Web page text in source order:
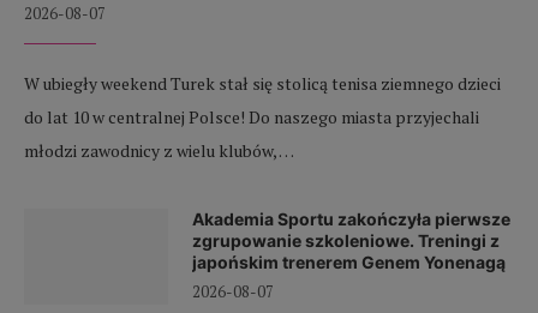
2026-08-07
W ubiegły weekend Turek stał się stolicą tenisa ziemnego dzieci
do lat 10 w centralnej Polsce! Do naszego miasta przyjechali
młodzi zawodnicy z wielu klubów, …
Akademia Sportu zakończyła pierwsze
zgrupowanie szkoleniowe. Treningi z
japońskim trenerem Genem Yonenagą
2026-08-07